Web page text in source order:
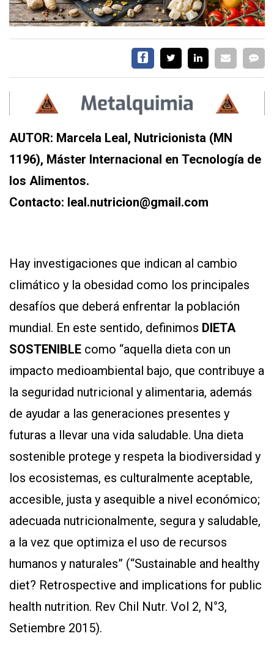
Y
POLÍTICAS
MAPA
DEL
SITIO
AUTOR: Marcela Leal, Nutricionista (MN
1196), Máster Internacional en Tecnología de
los Alimentos.
Contacto: leal.nutricion@gmail.com
Hay investigaciones que indican al cambio
climático y la obesidad como los principales
desafíos que deberá enfrentar la población
mundial. En este sentido, definimos DIETA
SOSTENIBLE como “aquella dieta con un
impacto medioambiental bajo, que contribuye a
la seguridad nutricional y alimentaria, además
de ayudar a las generaciones presentes y
futuras a llevar una vida saludable. Una dieta
sostenible protege y respeta la biodiversidad y
los ecosistemas, es culturalmente aceptable,
accesible, justa y asequible a nivel económico;
adecuada nutricionalmente, segura y saludable,
a la vez que optimiza el uso de recursos
humanos y naturales” (“Sustainable and healthy
diet? Retrospective and implications for public
health nutrition. Rev Chil Nutr. Vol 2, N°3,
Setiembre 2015).